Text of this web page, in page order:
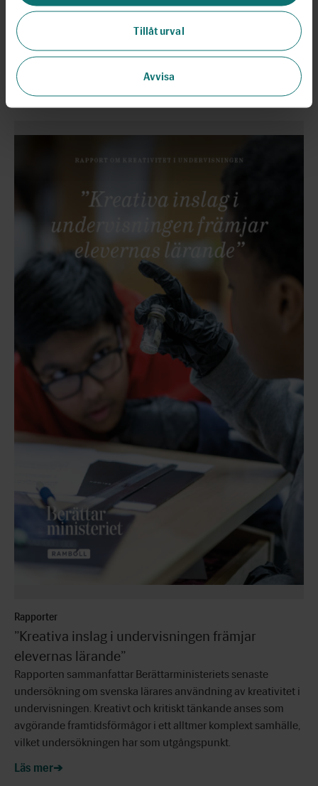
Tillåt urval
Avvisa
etablera verksamhet i Norrbotten. Under året gick 53 klasser
från Norrbotten något av våra skolprogram och därtill deltog
180 lärare från skolor med högt socioekonomiskt index vid
vår lärarkonferens i Luleå.
Läs mer
Rapporter
”Kreativa inslag i undervisningen främjar
elevernas lärande”
Rapporten sammanfattar Berättarministeriets senaste
undersökning om svenska lärares användning av kreativitet i
undervisningen. Kreativt och kritiskt tänkande anses som
avgörande framtidsförmågor i ett alltmer komplext samhälle,
vilket undersökningen har som utgångspunkt.
Läs mer